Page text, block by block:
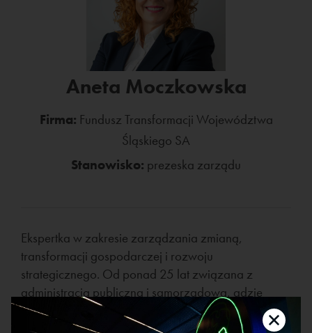
Aneta Moczkowska
Firma: Fundusz Transformacji Województwa
Śląskiego SA
Stanowisko: prezeska zarządu
Ekspertka w zakresie zarządzania zmianą,
transformacji gospodarczej i rozwoju
strategicznego. Od ponad 25 lat związana z
administracją publiczną i samorządową, gdzie
pełniła funkcje m.in. Sekretarz Województwa
Śląskiego, Sekretarz i Wiceprezydentka Miasta